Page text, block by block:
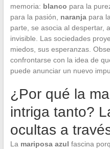
memoria: blanco para la
para la pasión, naranjapara
parte, se asocia al despertar,
invisible. Las sociedades
miedos, sus esperanzas.
confrontarse con la idea de
puede anunciar un nuevo
¿Por qué la
intriga tanto?
ocultas a
La mariposa azul fascina